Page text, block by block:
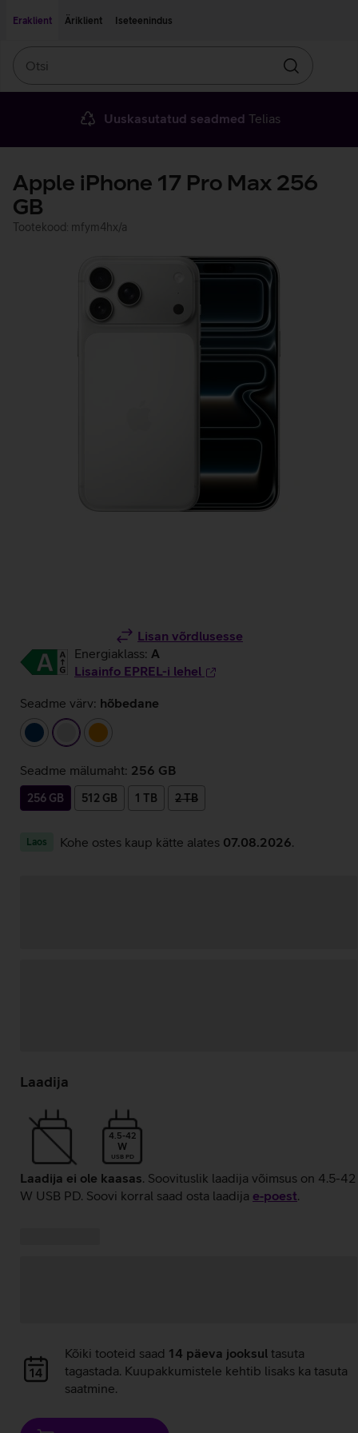
Eraklient
Äriklient Iseteenindus
Otsin
Uuskasutatud seadmed Telias
Apple iPhone 17 Pro Max 256
GB
Tootekood: mfym4hx/a
Lisan võrdlusesse
Energiaklass: A
Lisainfo EPREL-i lehel
Seadme värv: hõbedane
tumesininehõbedane
oranž
Seadme mälumaht: 256 GB
256 GB 512 GB 1 TB 2 TB
Laos Kohe ostes kaup kätte alates 07.08.2026
laadimine
Laadija
4.5-42
W
USB PD
Laadija ei ole kaasas. Soovituslik laadija võimsus on 4.5-42
W USB PD. Soovi korral saad osta laadija e‑poest.
Andmete
laadimine
Kõiki tooteid saad 14 päeva jooksul tasuta
tagastada. Kuupakkumistele kehtib lisaks ka tasuta
saatmine.